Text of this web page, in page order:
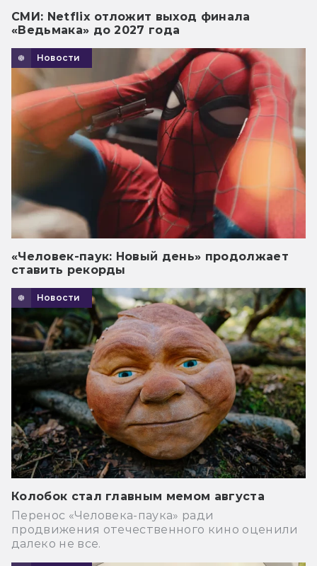
СМИ: Netflix отложит выход финала
«Ведьмака» до 2027 года
Новости
«Человек-паук: Новый день» продолжает
ставить рекорды
Новости
Колобок стал главным мемом августа
Перенос «Человека-паука» ради
продвижения отечественного кино оценили
далеко не все.